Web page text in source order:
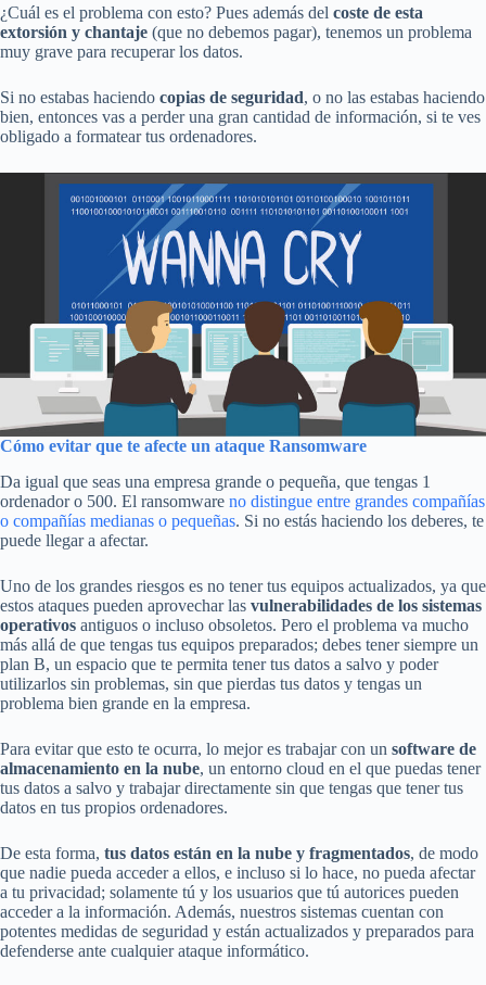
¿Cuál es el problema con esto? Pues además del coste de esta
extorsión y chantaje (que no debemos pagar), tenemos un problema
muy grave para recuperar los datos.
Si no estabas haciendo copias de seguridad, o no las estabas haciendo
bien, entonces vas a perder una gran cantidad de información, si te ves
obligado a formatear tus ordenadores.
Cómo evitar que te afecte un ataque Ransomware
Da igual que seas una empresa grande o pequeña, que tengas 1
ordenador o 500. El ransomware no distingue entre grandes compañías
o compañías medianas o pequeñas. Si no estás haciendo los deberes, te
puede llegar a afectar.
Uno de los grandes riesgos es no tener tus equipos actualizados, ya que
estos ataques pueden aprovechar las vulnerabilidades de los sistemas
operativos antiguos o incluso obsoletos. Pero el problema va mucho
más allá de que tengas tus equipos preparados; debes tener siempre un
plan B, un espacio que te permita tener tus datos a salvo y poder
utilizarlos sin problemas, sin que pierdas tus datos y tengas un
problema bien grande en la empresa.
Para evitar que esto te ocurra, lo mejor es trabajar con un software de
almacenamiento en la nube, un entorno cloud en el que puedas tener
tus datos a salvo y trabajar directamente sin que tengas que tener tus
datos en tus propios ordenadores.
De esta forma, tus datos están en la nube y fragmentados, de modo
que nadie pueda acceder a ellos, e incluso si lo hace, no pueda afectar
a tu privacidad; solamente tú y los usuarios que tú autorices pueden
acceder a la información. Además, nuestros sistemas cuentan con
potentes medidas de seguridad y están actualizados y preparados para
defenderse ante cualquier ataque informático.